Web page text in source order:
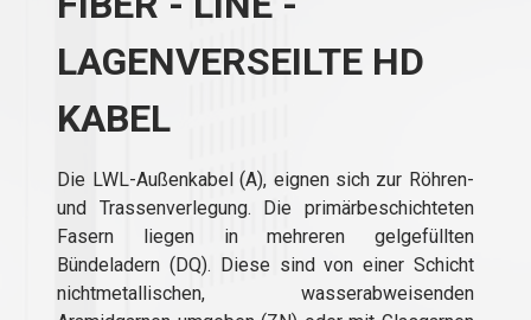
LAGENVERSEILTE HD
KABEL
Die LWL-Außenkabel (A), eignen sich zur Röhren-
und Trassenverlegung. Die primärbeschichteten
Fasern liegen in mehreren gelgefüllten
Bündeladern (DQ). Diese sind von einer Schicht
nichtmetallischen, wasserabweisenden